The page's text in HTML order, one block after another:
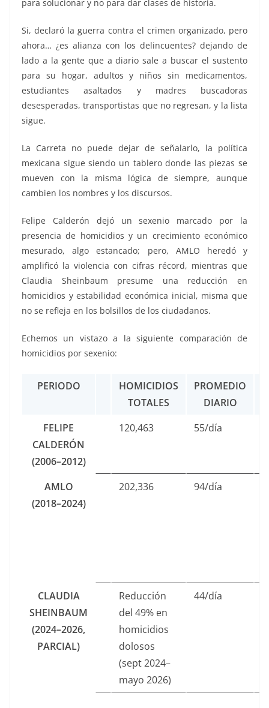
para solucionar y no para dar clases de historia.
Si, declaró la guerra contra el crimen organizado, pero
ahora… ¿es alianza con los delincuentes? dejando de
lado a la gente que a diario sale a buscar el sustento
para su hogar, adultos y niños sin medicamentos,
estudiantes asaltados y madres buscadoras
desesperadas, transportistas que no regresan, y la lista
sigue.
La Carreta no puede dejar de señalarlo, la política
mexicana sigue siendo un tablero donde las piezas se
mueven con la misma lógica de siempre, aunque
cambien los nombres y los discursos.
Felipe Calderón dejó un sexenio marcado por la
presencia de homicidios y un crecimiento económico
mesurado, algo estancado; pero, AMLO heredó y
amplificó la violencia con cifras récord, mientras que
Claudia Sheinbaum presume una reducción en
homicidios y estabilidad económica inicial, misma que
no se refleja en los bolsillos de los ciudadanos.
Echemos un vistazo a la siguiente comparación de
homicidios por sexenio:
PERIODO
HOMICIDIOS
TOTALES
PROMEDIO
DIARIO
FELIPE
CALDERÓN
(2006–2012)
120,463 55/día
AMLO
(2018–2024)
202,336 94/día
CLAUDIA
SHEINBAUM
(2024–2026,
PARCIAL)
Reducción
del 49% en
homicidios
dolosos
(sept 2024–
mayo 2026)
44/día